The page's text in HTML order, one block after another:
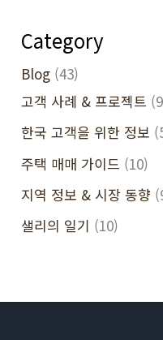
Category
Blog (43)
고객 사례 & 프로젝트
한국 고객을 위한 정보
주택 매매 가이드 (10)
지역 정보 & 시장 동향
샐리의 일기 (10)